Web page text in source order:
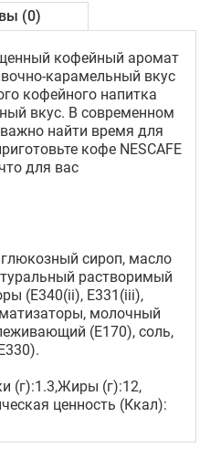
(0)
кофейный аромат
карамельный вкус
кофейного напитка
вкус. В современном
найти время для
кофе NESCAFE
для вас
сироп, масло
растворимый
(E340(ii), E331(iii),
молочный
(E170), соль,
(г):1.3,Жиры (г):12,
ценность (Ккал):